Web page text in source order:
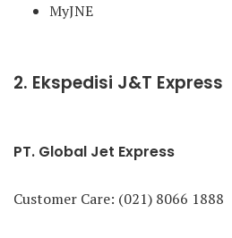
MyJNE
2. Ekspedisi J&T Express
PT. Global Jet Express
Customer Care: (021) 8066 1888